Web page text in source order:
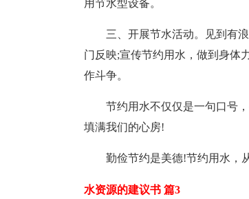
用节水型设备。
三、开展节水活动。见到有
门反映;宣传节约用水，做到身体
作斗争。
节约用水不仅仅是一句口号
填满我们的心房!
勤俭节约是美德!节约用水，
水资源的建议书 篇3